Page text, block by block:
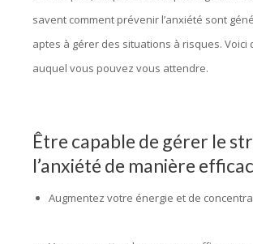
savent comment prévenir l’anxiété sont
aptes à gérer des situations à risques.
auquel vous pouvez vous attendre.
Être capable de gérer le
l’anxiété de manière
Augmentez votre énergie et de